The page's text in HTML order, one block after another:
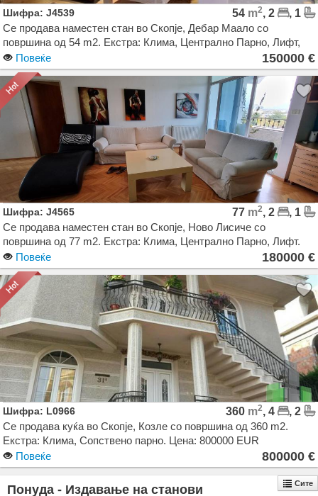
Шифра: J4539 54 m2, 2
, 1
Се продава наместен стан во Скопје, Дебар Маало со
површина од 54 m2. Екстра: Клима, Централно Парно, Лифт,
Нова Зграда. Цена: 150000 EUR
Повеќе 150000 €
Шифра: J4565 77 m2, 2
, 1
Се продава наместен стан во Скопје, Ново Лисиче со
површина од 77 m2. Екстра: Клима, Централно Парно, Лифт.
Цена: 180000 EUR
Повеќе 180000 €
Шифра: L0966 360 m2, 4
, 2
Се продава куќа во Скопје, Козле со површина од 360 m2.
Екстра: Клима, Сопствено парно. Цена: 800000 EUR
Повеќе
800000 €
Понуда - Издавање на станови Сите